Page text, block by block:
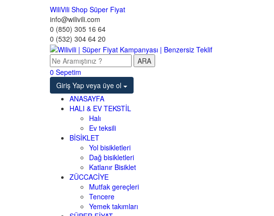
WiliVili Shop Süper Fiyat
info@wilivili.com
0 (850) 305 16 64
0 (532) 304 64 20
ARA
0 Sepetim
Giriş Yap veya üye ol
ANASAYFA
HALI & EV TEKSTİL
Halı
Ev teksili
BİSİKLET
Yol bisikletleri
Dağ bisikletleri
Katlanır Bisiklet
ZÜCCACİYE
Mutfak gereçleri
Tencere
Yemek takımları